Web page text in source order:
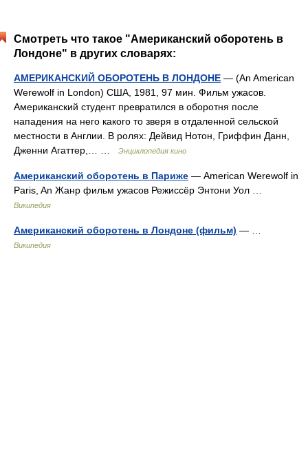
Смотреть что такое "Американский оборотень в
Лондоне" в других словарях:
АМЕРИКАНСКИЙ ОБОРОТЕНЬ В ЛОНДОНЕ — (An American
Werewolf in London) США, 1981, 97 мин. Фильм ужасов.
Американский студент превратился в оборотня после
нападения на него какого то зверя в отдаленной сельской
местности в Англии. В ролях: Дейвид Нотон, Гриффин Данн,
Дженни Агаттер,… …
Энциклопедия кино
Американский оборотень в Париже — American Werewolf in
Paris, An Жанр фильм ужасов Режиссёр Энтони Уол …
Википедия
Американский оборотень в Лондоне (фильм) — …
Википедия